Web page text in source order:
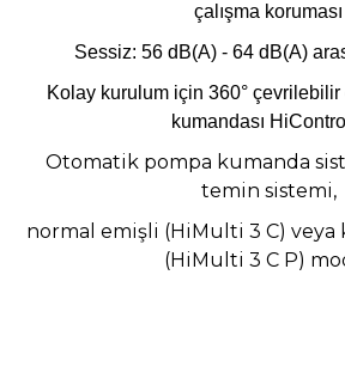
çalışma koruması
Sessiz: 56 dB(A) - 64 dB(A)
Kolay kurulum için 360°
kumandası
Otomatik pompa kumanda
temin sistemi,
normal emişli (HiMulti 3 C)
(HiMulti 3 C P)